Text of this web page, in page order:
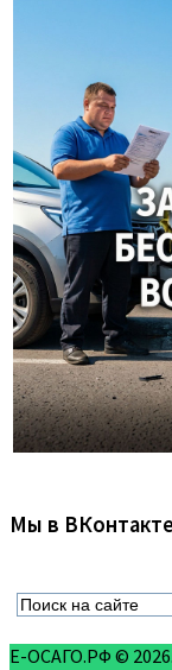
Мы в
Е-ОСАГО.РФ ©